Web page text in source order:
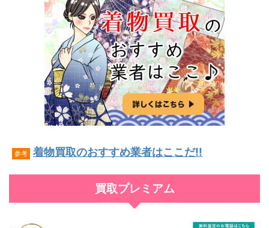
参考 着物買取のおすすめ業者はここだ!!
買取プレミアム